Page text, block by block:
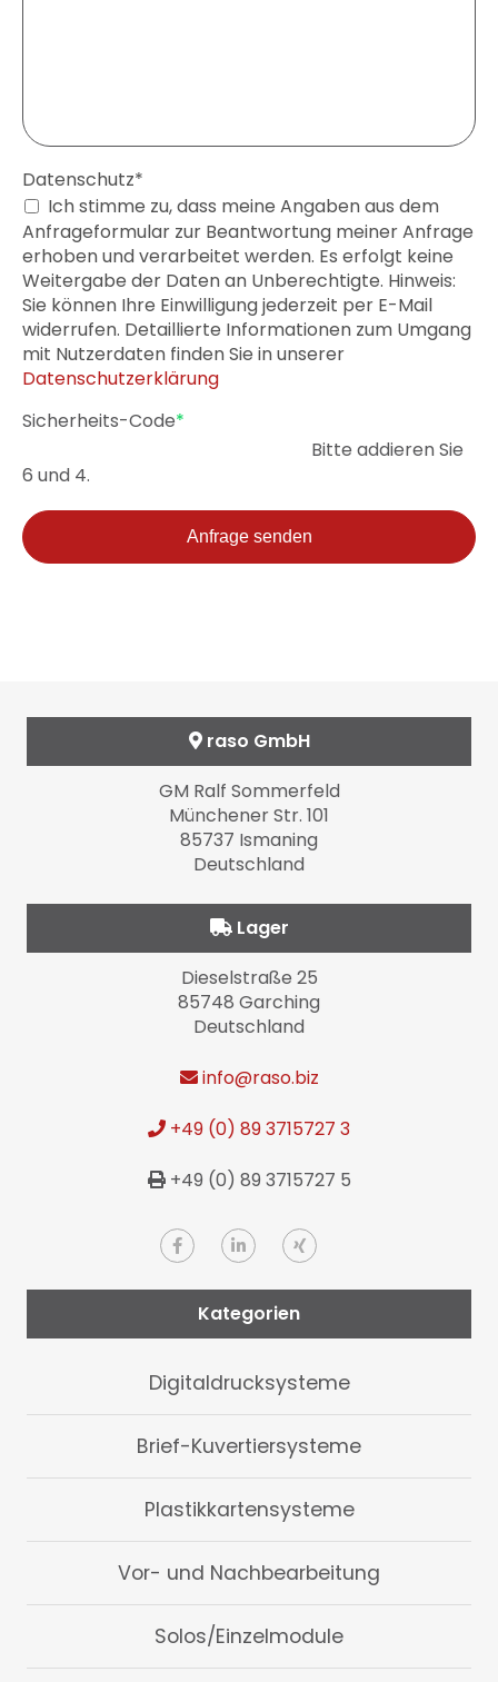
Pflichtfeld
Datenschutz*
Ich stimme zu, dass meine Angaben aus dem
Anfrageformular zur Beantwortung meiner Anfrage
erhoben und verarbeitet werden. Es erfolgt keine
Weitergabe der Daten an Unberechtigte. Hinweis:
Sie können Ihre Einwilligung jederzeit per E-Mail
widerrufen. Detaillierte Informationen zum Umgang
mit Nutzerdaten finden Sie in unserer
Datenschutzerklärung
Pflichtfeld
Sicherheits-Code*
Bitte addieren Sie
6 und 4.
Anfrage senden
raso GmbH
GM Ralf Sommerfeld
Münchener Str. 101
85737 Ismaning
Deutschland
Lager
Dieselstraße 25
85748 Garching
Deutschland
info@raso.biz
+49 (0) 89 3715727 3
+49 (0) 89 3715727 5
Kategorien
Digitaldrucksysteme
Brief-Kuvertiersysteme
Plastikkartensysteme
Vor- und Nachbearbeitung
Solos/Einzelmodule